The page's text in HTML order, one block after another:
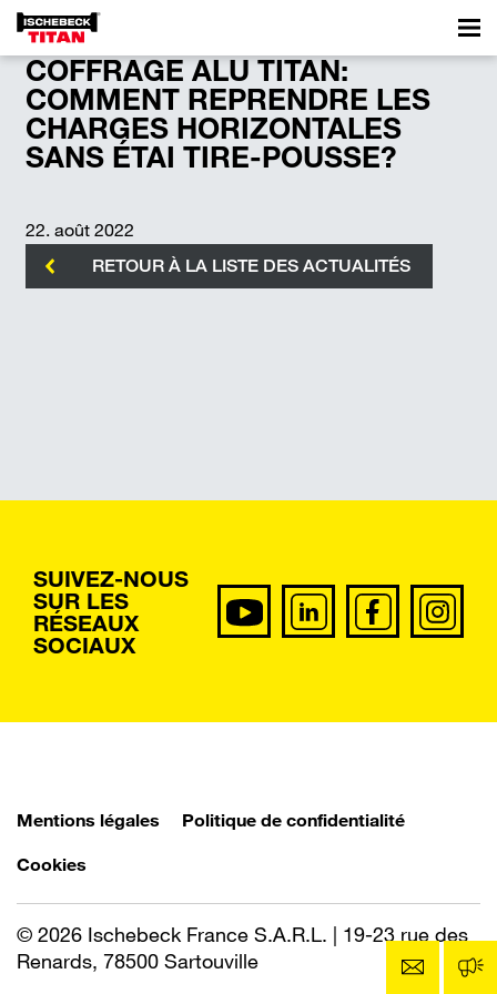
COFFRAGE ALU TITAN:
COMMENT REPRENDRE LES
CHARGES HORIZONTALES
SANS ÉTAI TIRE-POUSSE?
22. août 2022
RETOUR À LA LISTE DES ACTUALITÉS
SUIVEZ-NOUS
SUR LES
RÉSEAUX
SOCIAUX
© 2026 Ischebeck France S.A.R.L. | 19-23 rue des
Renards, 78500 Sartouville
Mentions légales Politique de confidentialité
Cookies